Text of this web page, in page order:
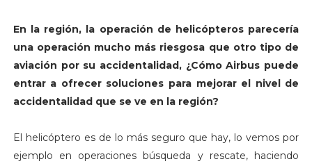
En la región, la operación de helicópteros parecería
una operación mucho más riesgosa que otro tipo de
aviación por su accidentalidad, ¿Cómo Airbus puede
entrar a ofrecer soluciones para mejorar el nivel de
accidentalidad que se ve en la región?
El helicóptero es de lo más seguro que hay, lo vemos por
ejemplo en operaciones búsqueda y rescate, haciendo